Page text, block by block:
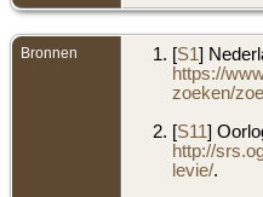
Bronnen [S1 ]
https://
zoeken/
[S11 ]
http://
levie/.